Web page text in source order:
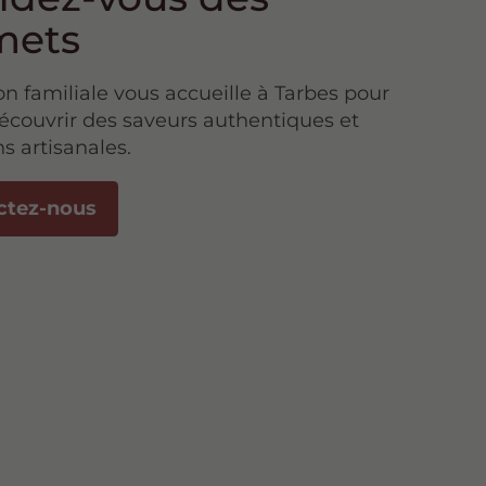
familiale vous accueille à Tarbes pour
des saveurs authentiques et
artisanales.
nous